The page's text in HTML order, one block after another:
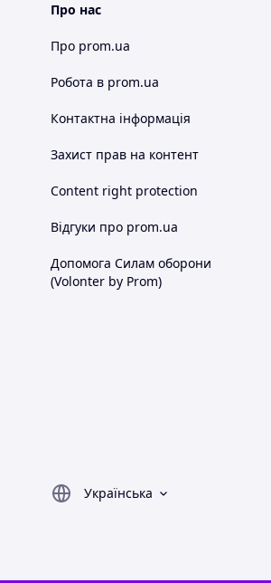
Про нас
Про prom.ua
Робота в prom.ua
Контактна інформація
Захист прав на контент
Content right protection
Відгуки про prom.ua
Допомога Силам оборони
(Volonter by Prom)
Українська